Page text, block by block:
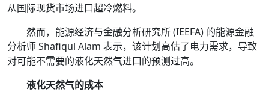
从国际现货市场进口超冷燃料。
然而，能源经济与金融分析研究所 (IEEFA) 的能源金融
分析师 Shafiqul Alam 表示，该计划高估了电力需求，导致
对可能不需要的液化天然气进口的预测过高。
液化天然气的成本